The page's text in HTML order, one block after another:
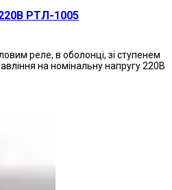
РТЛ-1005
реле, в оболонці, зі ступенем
на номінальну напругу 220В